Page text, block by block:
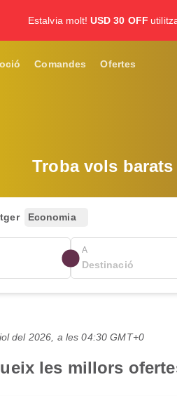
Estalvia molt! USD 30 OFF
Comandes Ofertes
Troba vols
Economia
A
del 2026, a les 04:30 GMT+0
les millors